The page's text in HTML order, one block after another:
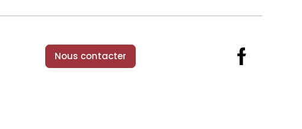
Nous contacter Facebook